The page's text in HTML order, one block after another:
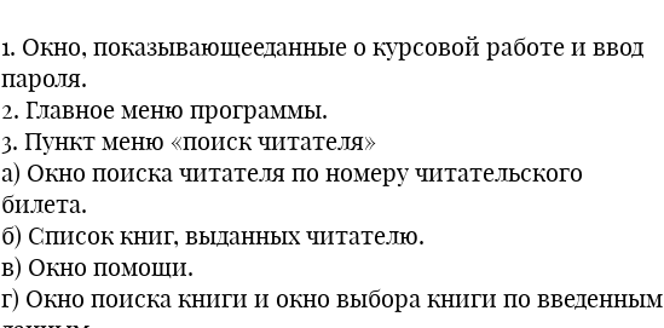
1. Окно, показывающееданные о курсовой работе и ввод
пароля.
2. Главное меню программы.
3. Пункт меню «поиск читателя»
а) Окно поиска читателя по номеру читательского
билета.
б) Список книг, выданных читателю.
в) Окно помощи.
г) Окно поиска книги и окно выбора книги по введенным